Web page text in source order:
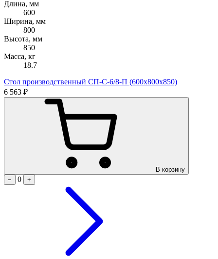
Длина, мм
600
Ширина, мм
800
Высота, мм
850
Масса, кг
18.7
Стол производственный СП-С-6/8-П (600х800х850)
6 563 ₽
В корзину
−
0 +